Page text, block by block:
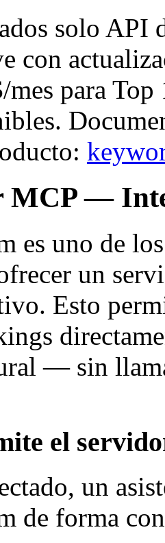
solo API
con
para
MCP —
es uno de
un
Esto
— sin
el
un
de forma